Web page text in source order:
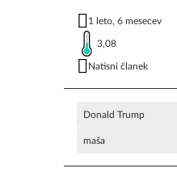
1 leto, 6 mesecev
3,08
Natisni članek
Donald Trump
maša